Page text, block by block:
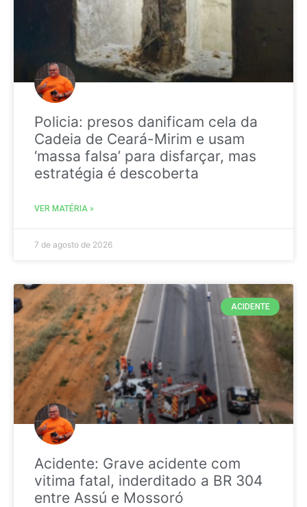
Policia: presos danificam cela da
Cadeia de Ceará-Mirim e usam
‘massa falsa’ para disfarçar, mas
estratégia é descoberta
VER MATÉRIA »
7 de agosto de 2026
ACIDENTE
Acidente: Grave acidente com
vitima fatal, inderditado a BR 304
entre Assú e Mossoró